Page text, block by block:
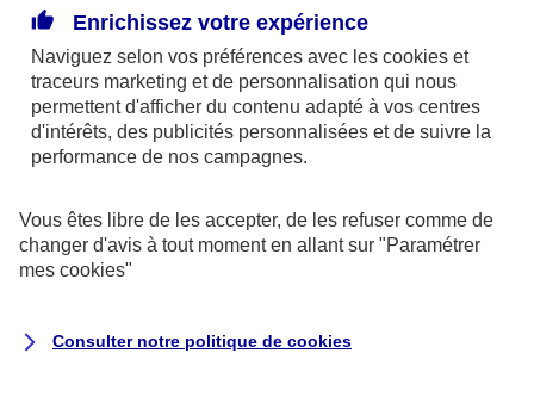
246 et n°13 005 764 (consultable
surwww.orias.fr)
AXA Assistance France Assurances,
S.A au capital de 51 429 430,40 €,
Siège social :
8-10, rue Paul Vaillant Couturier
Enrichissez votre expérience
Naviguez selon vos préférences avec les cookies et
traceurs marketing et de personnalisation qui nous
permettent d'afficher du contenu adapté à vos centres
d'intérêts, des publicités personnalisées et de suivre la
performance de nos campagnes.
Vous êtes libre de les accepter, de les refuser comme de
changer d'avis à tout moment en allant sur "Paramétrer
mes cookies"
Consulter notre politique de cookies